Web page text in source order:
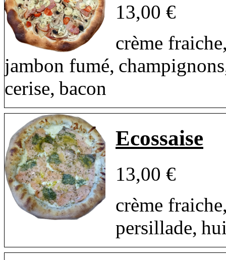
13,00 €
crème
jambon fumé,
cerise, bacon
Ecossaise
13,00 €
crème
persillade,